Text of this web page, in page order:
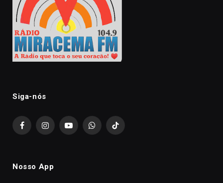
Siga-nós
FacebookInstagramYouTubeWhatsAppTikTok
Nosso App